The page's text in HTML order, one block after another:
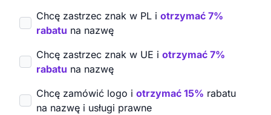
Chcę zastrzec znak w PL i otrzymać 7%
rabatu na nazwę
Chcę zastrzec znak w UE i otrzymać 7%
rabatu na nazwę
Chcę zamówić logo i otrzymać 15% rabatu
na nazwę i usługi prawne